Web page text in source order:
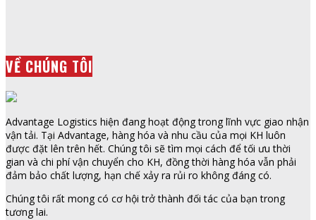
VỀ CHÚNG TÔI
Advantage Logistics hiện đang hoạt động trong lĩnh vực giao nhận
vận tải. Tại Advantage, hàng hóa và nhu cầu của mọi KH luôn
được đặt lên trên hết. Chúng tôi sẽ tìm mọi cách để tối ưu thời
gian và chi phí vận chuyển cho KH, đồng thời hàng hóa vẫn phải
đảm bảo chất lượng, hạn chế xảy ra rủi ro không đáng có.
Chúng tôi rất mong có cơ hội trở thành đối tác của bạn trong
tương lai.